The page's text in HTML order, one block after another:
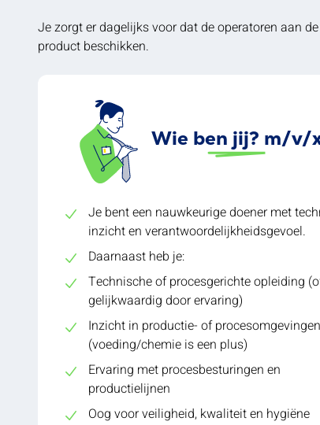
Je zorgt er dagelijks voor dat de operatoren aan
product beschikken.
Wie ben jij? m/v/
Je bent een nauwkeurige doener met
inzicht en verantwoordelijkheidsgevoel.
Daarnaast heb je:
Technische of procesgerichte opleiding
gelijkwaardig door ervaring)
Inzicht in productie- of procesomgevingen
(voeding/chemie is een plus)
Ervaring met procesbesturingen en
productielijnen
Oog voor veiligheid, kwaliteit en hygiëne